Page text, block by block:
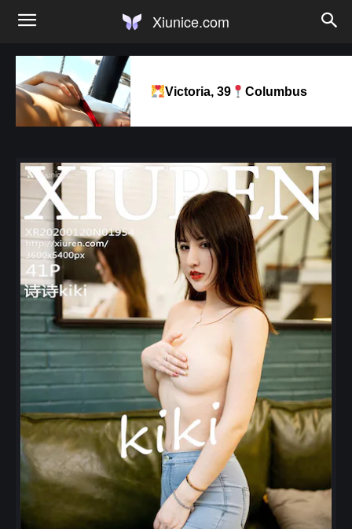
Xiunice.com
Victoria, 39 Columbus